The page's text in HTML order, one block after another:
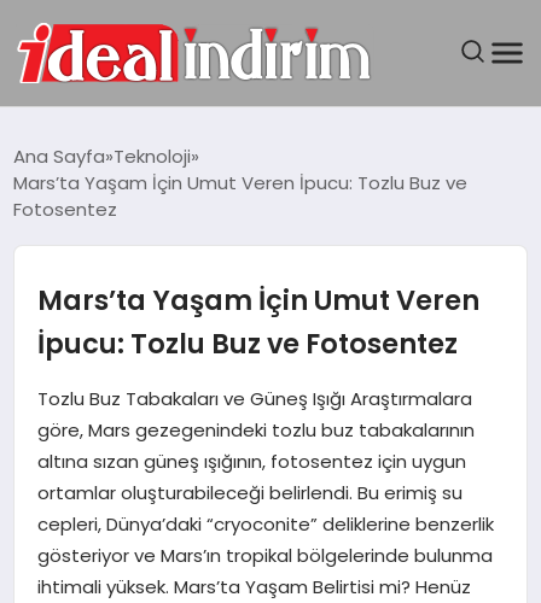
BILGISAYAR
SEYAHAT
TEKNOLOJI
YAŞAM
Ana Sayfa Teknoloji
Mars’ta Yaşam İçin Umut Veren İpucu: Tozlu Buz ve
Fotosentez
Mars’ta Yaşam İçin Umut Veren
İpucu: Tozlu Buz ve Fotosentez
Tozlu Buz Tabakaları ve Güneş Işığı Araştırmalara
göre, Mars gezegenindeki tozlu buz tabakalarının
altına sızan güneş ışığının, fotosentez için uygun
ortamlar oluşturabileceği belirlendi. Bu erimiş su
cepleri, Dünya’daki “cryoconite” deliklerine benzerlik
gösteriyor ve Mars’ın tropikal bölgelerinde bulunma
ihtimali yüksek. Mars’ta Yaşam Belirtisi mi? Henüz